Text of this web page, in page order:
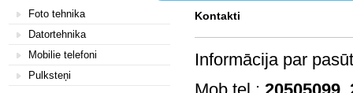
Foto tehnika
Datortehnika
Mobilie telefoni
Pulksteņi
Kontakti
Informācija par